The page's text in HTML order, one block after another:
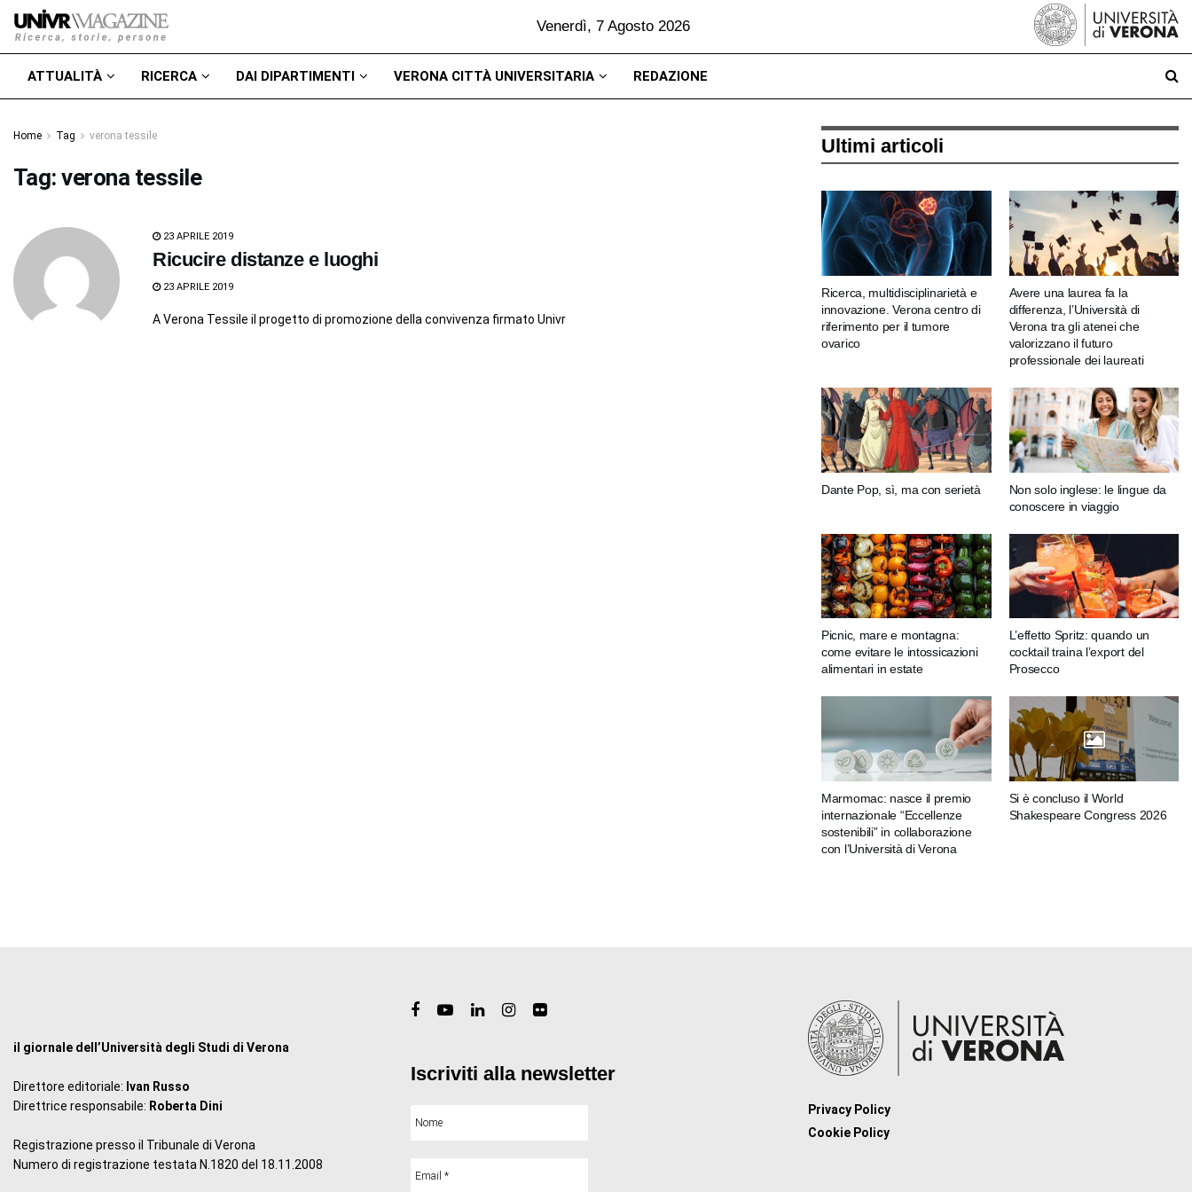
Venerdì, 7 Agosto 2026
ATTUALITÀ RICERCA DAI DIPARTIMENTI VERONA CITTÀ UNIVERSITARIA REDAZIONE
Home Tag verona tessile
Tag:verona tessile
23 APRILE 2019
Ricucire distanze e luoghi
23 APRILE 2019
A Verona Tessile il progetto di promozione della convivenza firmato Univr
Ultimi articoli
Ricerca, multidisciplinarietà e
innovazione. Verona centro di
riferimento per il tumore
ovarico
Avere una laurea fa la
differenza, l’Università di
Verona tra gli atenei che
valorizzano il futuro
professionale dei laureati
Dante Pop, sì, ma con serietà
Non solo inglese: le lingue da
conoscere in viaggio
Picnic, mare e montagna:
come evitare le intossicazioni
alimentari in estate
L’effetto Spritz: quando un
cocktail traina l’export del
Prosecco
Marmomac: nasce il premio
internazionale “Eccellenze
sostenibili” in collaborazione
con l’Università di Verona
Si è concluso il World
Shakespeare Congress 2026
il giornale dell’Università degli Studi di Verona
Direttore editoriale: Ivan Russo
Direttrice responsabile: Roberta Dini
Registrazione presso il Tribunale di Verona
Numero di registrazione testata N.1820 del 18.11.2008
Iscriviti alla newsletter
Privacy Policy
Cookie Policy